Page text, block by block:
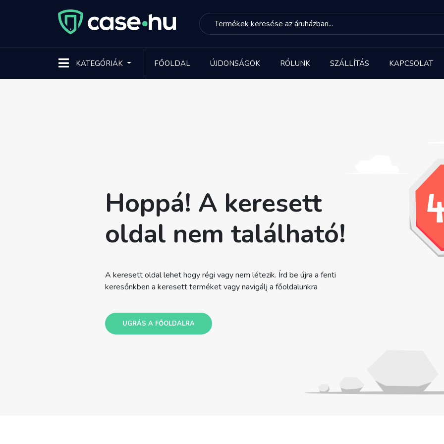
KATEGÓRIÁK FŐOLDAL ÚJDONSÁGOK RÓLUNK SZÁLLÍTÁS KAPCSOLAT
Hoppá! A keresett
oldal nem található!
A keresett oldal lehet hogy régi vagy nem létezik. Írd be újra a fenti
keresőnkben a keresett terméket vagy navigálj a főoldalunkra
UGRÁS A FŐOLDALRA